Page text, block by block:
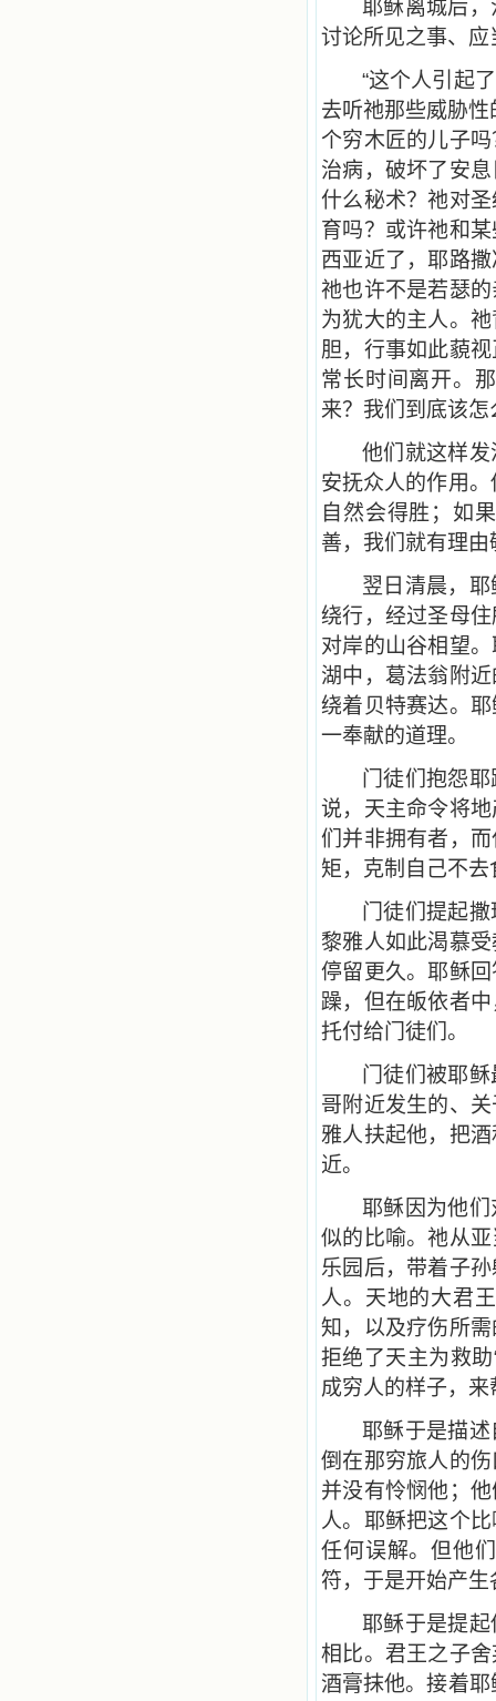
耶稣离城后
讨论所见之事、
“这个人引起
去听祂那些威胁性
个穷木匠的儿子
治病，破坏了安
什么秘术？祂对
育吗？或许祂和
西亚近了，耶路
祂也许不是若瑟
为犹大的主人。
胆，行事如此藐
常长时间离开。
来？我们到底该怎
他们就这样
安抚众人的作用
自然会得胜；如
善，我们就有理
翌日清晨，
绕行，经过圣母
对岸的山谷相望
湖中，葛法翁附
绕着贝特赛达。
一奉献的道理。
门徒们抱怨
说，天主命令将
们并非拥有者，
矩，克制自己不
门徒们提起
黎雅人如此渴慕
停留更久。耶稣
躁，但在皈依者
托付给门徒们。
门徒们被耶
哥附近发生的、
雅人扶起他，把
近。
耶稣因为他
似的比喻。祂从
乐园后，带着子
人。天地的大君
知，以及疗伤所
拒绝了天主为救
成穷人的样子，
耶稣于是描
倒在那穷旅人的
并没有怜悯他；
人。耶稣把这个
任何误解。但他
符，于是开始产生
耶稣于是提
相比。君王之子
酒膏抹他。接着